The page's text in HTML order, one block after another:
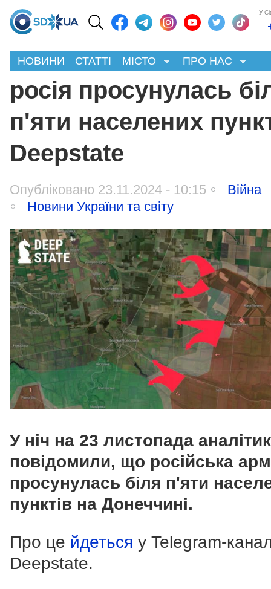
У
НОВИНИ СТАТТІ МІСТО ПРО НАС
росія просунулась
п'яти населених
Deepstate
Опубліковано 23.11.2024 - 10:15
Війна
Новини України та світу
У ніч на 23 листопада
повідомили, що російська
просунулась біля п'яти
пунктів на Донеччині.
Про це йдеться у Telegram-
Deepstate.